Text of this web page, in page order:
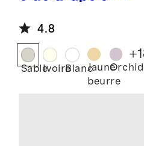
4.8
SableIvoireBlancJaune
beurre
+